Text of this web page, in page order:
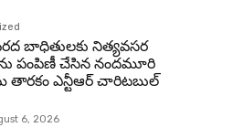
బాధితులకు నిత్యవసర
పంపిణీ చేసిన నందమూరి
ఎన్టీఆర్ చారిటబుల్
6, 2026